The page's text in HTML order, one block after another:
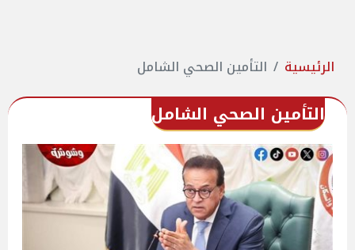
الرئيسية التأمين الصحي الشامل
التأمين الصحي الشامل